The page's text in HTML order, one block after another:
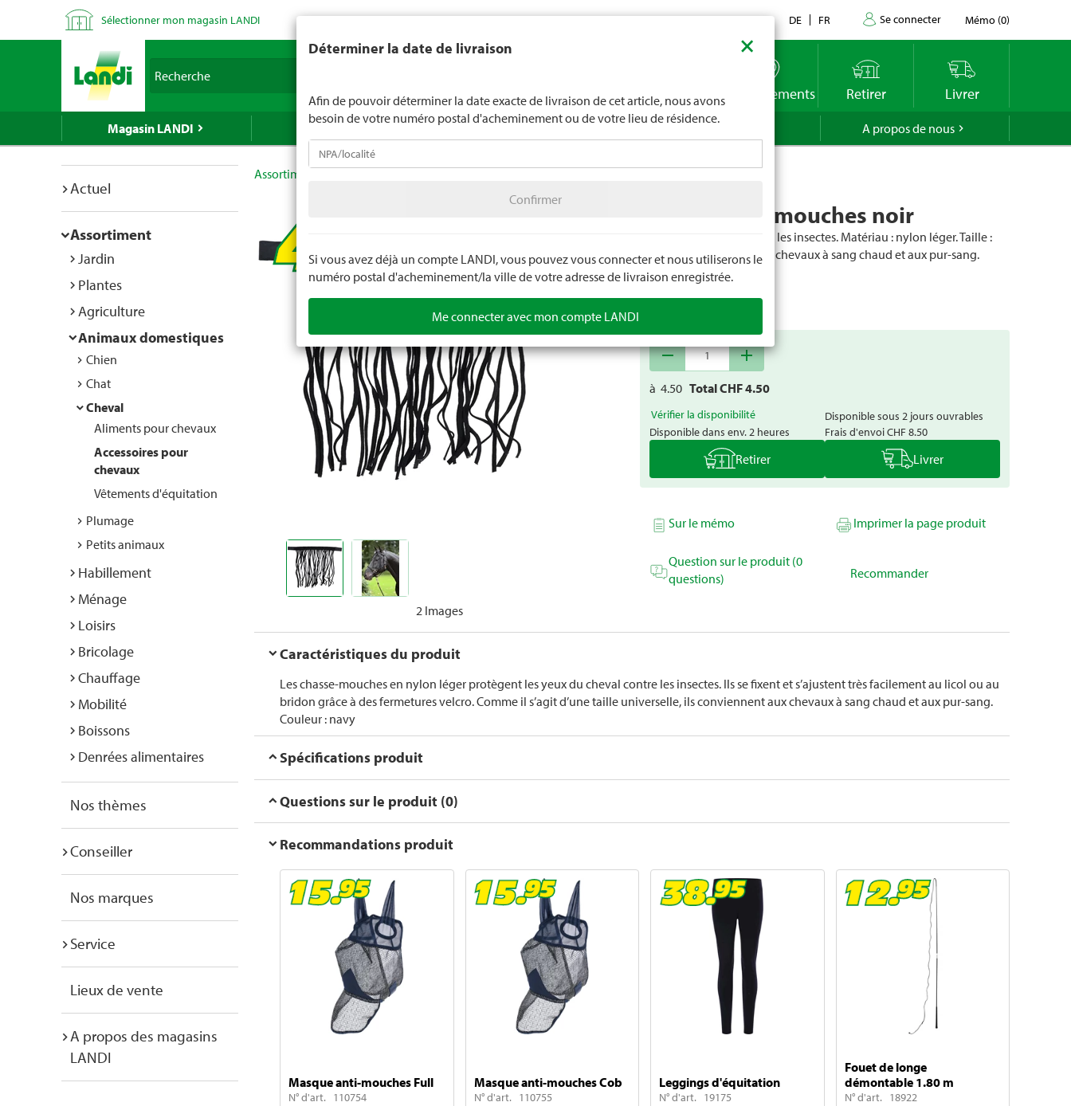
Sélectionner mon magasin LANDI Contact DE FR Se connecter Mémo (0)
LANDI Météo Emplacements Retirer Livrer
Magasin LANDI A propos de nous
Actuel
Assortiment
Jardin
Plantes
Agriculture
Animaux domestiques
Chien
Chat
Cheval
Aliments pour chevaux
Accessoires pour
chevaux
Vêtements d'équitation
Plumage
Petits animaux
Habillement
Ménage
Loisirs
Bricolage
Chauffage
Mobilité
Boissons
Denrées alimentaires
Nos thèmes
Conseiller
Nos marques
Service
Lieux de vente
A propos des magasins
LANDI
Assortiment
2 Images
Franges anti-mouches noir
Protègent les yeux contre les insectes. Matériau : nylon léger. Taille :
universelle. Convient aux chevaux à sang chaud et aux pur-sang.
Numéro d'article18913
remove add
à 4.50 Total CHF4.50
Vérifier la disponibilité
Disponible dans env. 2 heures
Disponible sous 2 jours ouvrables
Frais d'envoiCHF 8.50
Retirer Livrer
Sur le mémo Imprimer la page produit
Question sur le produit (0
questions)
Recommander
Caractéristiques du produit
Les chasse-mouches en nylon léger protègent les yeux du cheval contre les insectes. Ils se fixent et s’ajustent très facilement au licol ou au
bridon grâce à des fermetures velcro. Comme il s’agit d’une taille universelle, ils conviennent aux chevaux à sang chaud et aux pur-sang.
Couleur : navy
Spécifications produit
Questions sur le produit (0)
Recommandations produit
Masque anti-mouches Full
N° d'art. 110754
Masque anti-mouches Cob
N° d'art. 110755
Leggings d'équitation
N° d'art. 19175
Fouet de longe
démontable 1.80 m
N° d'art. 18922
Déterminer la date de livraison ×
Afin de pouvoir déterminer la date exacte de livraison de cet article, nous avons
besoin de votre numéro postal d'acheminement ou de votre lieu de résidence.
Confirmer
Si vous avez déjà un compte LANDI, vous pouvez vous connecter et nous utiliserons le
numéro postal d'acheminement/la ville de votre adresse de livraison enregistrée.
Me connecter avec mon compte LANDI
LANDI ne vend généralement pas d'alcool aux jeunes de moins de 16 ans. La limite